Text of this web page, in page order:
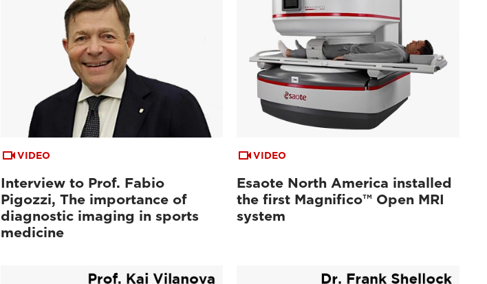
VIDEO
Interview to Prof. Fabio
Pigozzi, The importance of
diagnostic imaging in sports
medicine
VIDEO
Esaote North America installed
the first Magnifico™ Open MRI
system